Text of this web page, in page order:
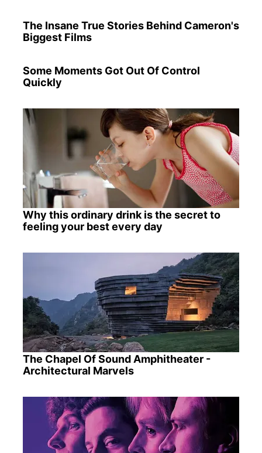
The Insane True Stories Behind Cameron's
Biggest Films
Some Moments Got Out Of Control
Quickly
Why this ordinary drink is the secret to
feeling your best every day
The Chapel Of Sound Amphitheater -
Architectural Marvels